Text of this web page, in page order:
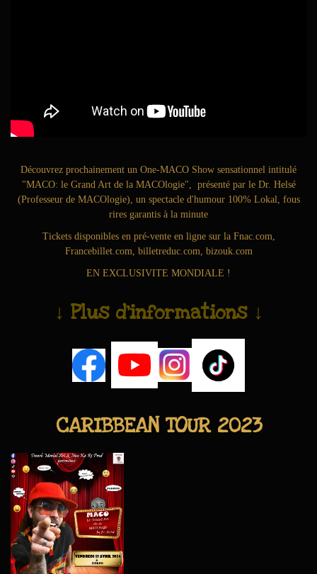
Découvrez prochainement un One-MACO Show sensationnel intitulé
"MACO: le Grand Art de la MACOlogie", présenté par le Dr. Helsé
(Professeur de MACOlogie), un spectacle d'humour 100% Lokal, fous
rires garantis à la minute
Tickets disponibles en pré-vente en ligne sur la Fnac.com
Francebillet.com billetreduc.com bizouk.com
EN EXCLUSIVITE MONDIALE !
↓ Plus d'informations ↓
CARIBBEAN TOUR 2023